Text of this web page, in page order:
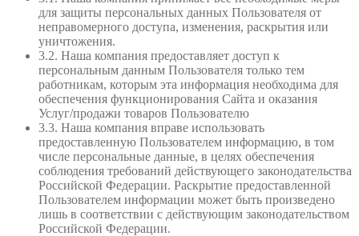
для защиты персональных данных Пользователя от
неправомерного доступа, изменения, раскрытия или
уничтожения.
3.2. Наша компания предоставляет доступ к
персональным данным Пользователя только тем
работникам, которым эта информация необходима для
обеспечения функционирования Сайта и оказания
Услуг/продажи товаров Пользователю
3.3. Наша компания вправе использовать
предоставленную Пользователем информацию, в том
числе персональные данные, в целях обеспечения
соблюдения требований действующего законодательства
Российской Федерации. Раскрытие предоставленной
Пользователем информации может быть произведено
лишь в соответствии с действующим законодательством
Российской Федерации.